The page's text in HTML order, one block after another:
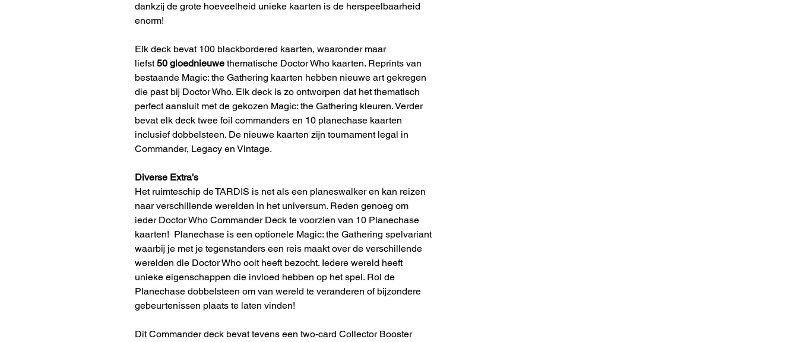
dankzij de grote hoeveelheid unieke kaarten is de herspeelbaarheid
enorm!
Elk deck bevat 100 blackbordered kaarten, waaronder maar
liefst50 gloednieuwe thematische Doctor Who kaarten. Reprints van
bestaande Magic: the Gathering kaarten hebben nieuwe art gekregen
die past bij Doctor Who. Elk deck is zo ontworpen dat het thematisch
perfect aansluit met de gekozen Magic: the Gathering kleuren. Verder
bevat elk deck twee foil commanders en 10 planechase kaarten
inclusief dobbelsteen. De nieuwe kaarten zijn tournament legal in
Commander, Legacy en Vintage.
Diverse Extra's
Het ruimteschip de TARDIS is net als een planeswalker en kan reizen
naar verschillende werelden in het universum. Reden genoeg om
ieder Doctor Who Commander Deck te voorzien van 10 Planechase
kaarten! Planechase is een optionele Magic: the Gathering spelvariant
waarbij je met je tegenstanders een reis maakt over de verschillende
werelden die Doctor Who ooit heeft bezocht. Iedere wereld heeft
unieke eigenschappen die invloed hebben op het spel. Rol de
Planechase dobbelsteen om van wereld te veranderen of bijzondere
gebeurtenissen plaats te laten vinden!
Dit Commander deck bevat tevens een two-card Collector Booster